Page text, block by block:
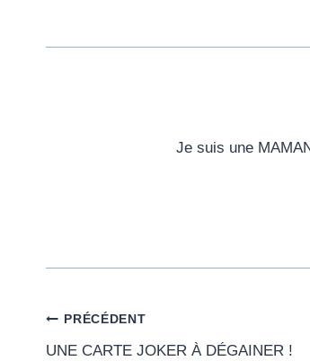
Je suis une
Navigation
PRÉCÉDENT
UNE CARTE JOKER À DÉGAINER !